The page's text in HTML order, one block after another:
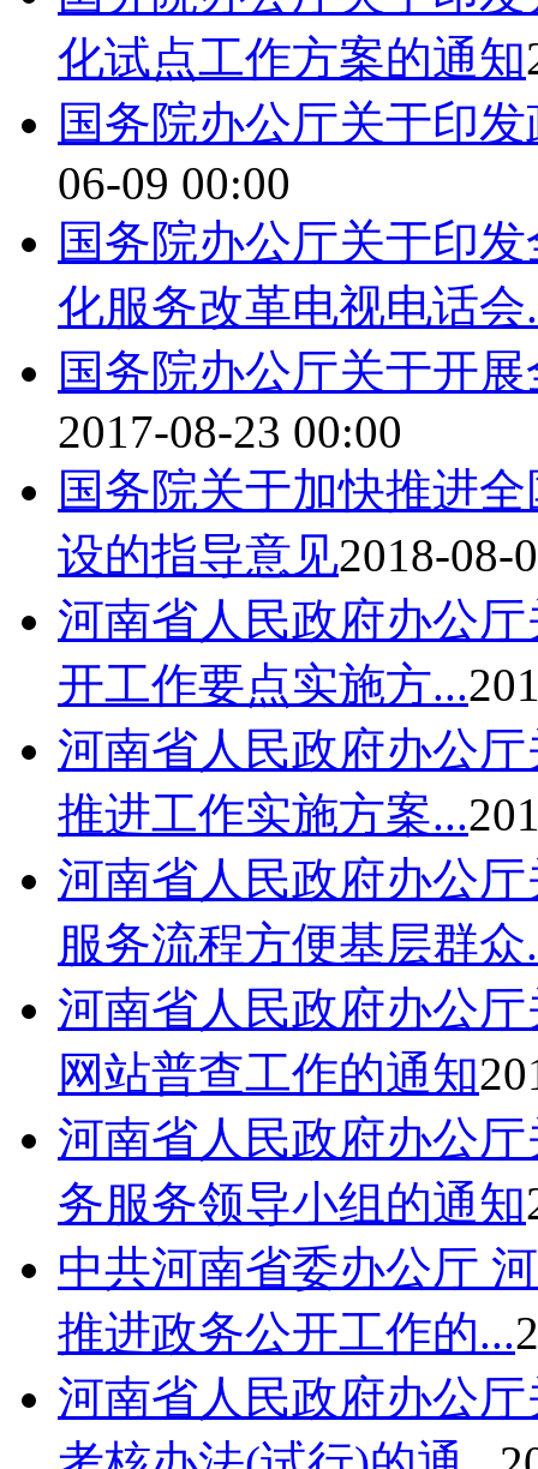
化试点工作方案的通知
国务院办公厅关于印
06-09 00:00
国务院办公厅关于印
化服务改革电视电话会
国务院办公厅关于开
2017-08-23 00:00
国务院关于加快推进
设的指导意见2018-08-
河南省人民政府办公
开工作要点实施方...
河南省人民政府办公
推进工作实施方案...
河南省人民政府办公
服务流程方便基层群众
河南省人民政府办公
网站普查工作的通知
河南省人民政府办公
务服务领导小组的通知
中共河南省委办公厅
推进政务公开工作的...
河南省人民政府办公